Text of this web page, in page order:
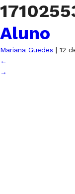
Aluno
Mariana Guedes | 12
←
→